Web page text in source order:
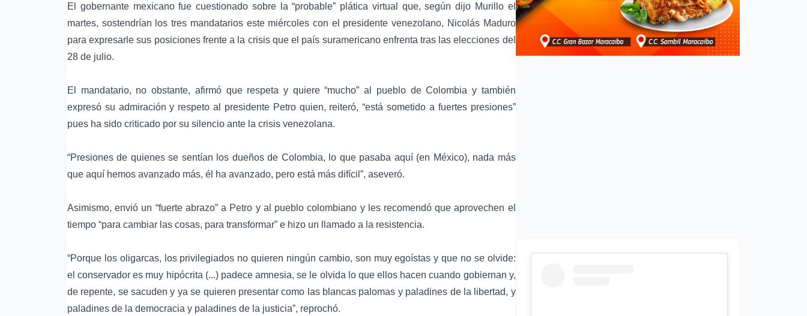
El gobernante mexicano fue cuestionado sobre la “probable” plática virtual que, según dijo Murillo el
martes, sostendrían los tres mandatarios este miércoles con el presidente venezolano, Nicolás Maduro
para expresarle sus posiciones frente a la crisis que el país suramericano enfrenta tras las elecciones del
28 de julio.
El mandatario, no obstante, afirmó que respeta y quiere “mucho” al pueblo de Colombia y también
expresó su admiración y respeto al presidente Petro quien, reiteró, “está sometido a fuertes presiones”
pues ha sido criticado por su silencio ante la crisis venezolana.
“Presiones de quienes se sentían los dueños de Colombia, lo que pasaba aquí (en México), nada más
que aquí hemos avanzado más, él ha avanzado, pero está más difícil”, aseveró.
Asimismo, envió un “fuerte abrazo” a Petro y al pueblo colombiano y les recomendó que aprovechen el
tiempo “para cambiar las cosas, para transformar” e hizo un llamado a la resistencia.
“Porque los oligarcas, los privilegiados no quieren ningún cambio, son muy egoístas y que no se olvide:
el conservador es muy hipócrita (...) padece amnesia, se le olvida lo que ellos hacen cuando gobiernan y,
de repente, se sacuden y ya se quieren presentar como las blancas palomas y paladines de la libertad, y
paladines de la democracia y paladines de la justicia”, reprochó.